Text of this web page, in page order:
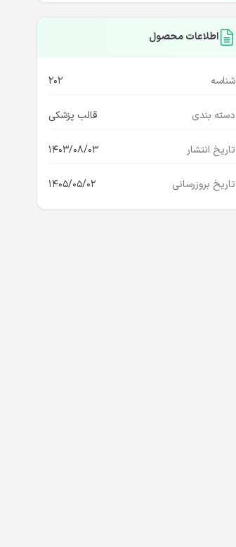
اطلاعات محصول
شناسه 202
دسته بندی قالب پزشکی
تاریخ انتشار 1403/08/03
تاریخ بروزرسانی 1405/05/02